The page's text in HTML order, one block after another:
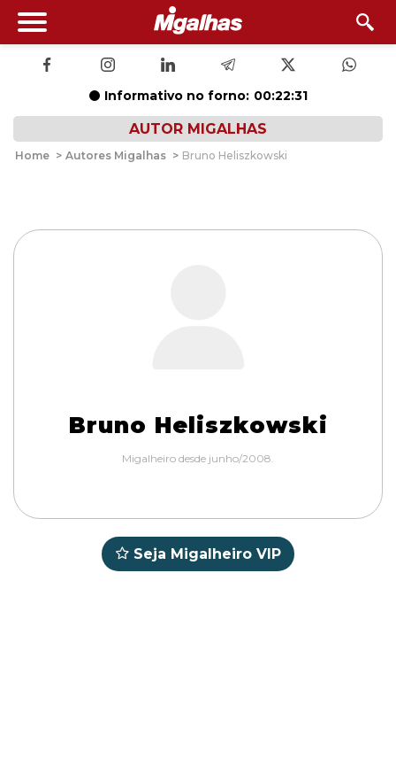
Informativo no forno: 00:22:31
AUTOR MIGALHAS
Home > Autores Migalhas > Bruno Heliszkowski
Bruno Heliszkowski
Migalheiro desde junho/2008.
Seja Migalheiro VIP